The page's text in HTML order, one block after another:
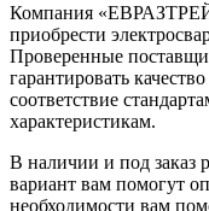
Компания
приобрести
Проверенные
гарантировать
соответствие
характеристикам.
В наличии и под заказ
вариант вам помогут
необходимости вам